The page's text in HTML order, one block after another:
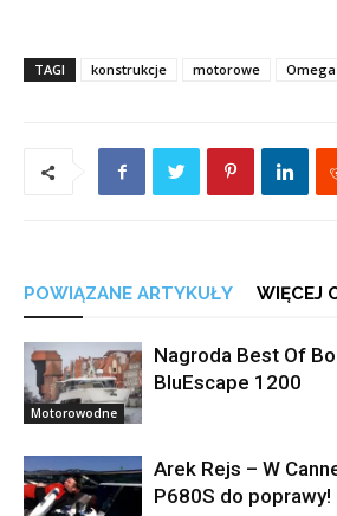
TAGI konstrukcje motorowe Omega
POWIĄZANE ARTYKUŁY WIĘCEJ
Motorowodne
Nagroda Best Of
BluEscape 1200
Arek Rejs – W
P680S do poprawy!